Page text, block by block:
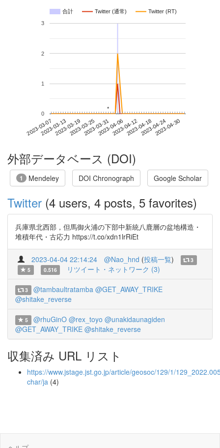
合計 Twitter (通常) Twitter (RT)
2023-03-072023-03-132023-03-192023-03-252023-03-312023-04-062023-04-122023-04-182023-04-242023-04-30
0
1
2
3
**
外部データベース (DOI)
1 Mendeley DOI Chronograph Google Scholar
Twitter (4 users, 4 posts, 5 favorites)
兵庫県北西部，但馬御火浦の下部中新統八鹿層の盆地構造・
堆積年代・古応力 https://t.co/xdn1lrRiEt
2023-04-04 22:14:24 @Nao_hnd (投稿一覧)
3
5
0.516 リツイート・ネットワーク (3)
3 @tambaultratamba @GET_AWAY_TRIKE
@shitake_reverse
5 @rhuGinO @rex_toyo @unakidaunagiden
@GET_AWAY_TRIKE @shitake_reverse
収集済み URL リスト
https://www.jstage.jst.go.jp/article/geosoc/129/1/
char/ja (4)